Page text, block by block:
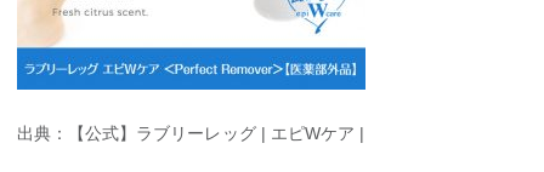
出典：【公式】ラブリーレッグ | エピWケア |